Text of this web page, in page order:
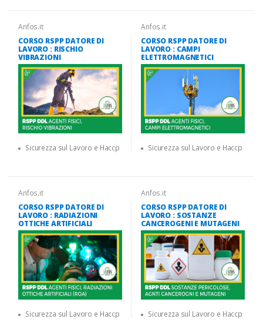
Anfos.it
CORSO RSPP DATORE DI
LAVORO : RISCHIO
VIBRAZIONI
Sicurezza sul Lavoro e Haccp
Anfos.it
CORSO RSPP DATORE DI
LAVORO : CAMPI
ELETTROMAGNETICI
Sicurezza sul Lavoro e Haccp
Anfos.it
CORSO RSPP DATORE DI
LAVORO : RADIAZIONI
OTTICHE ARTIFICIALI
Sicurezza sul Lavoro e Haccp
Anfos.it
CORSO RSPP DATORE DI
LAVORO : SOSTANZE
CANCEROGENI E MUTAGENI
Sicurezza sul Lavoro e Haccp